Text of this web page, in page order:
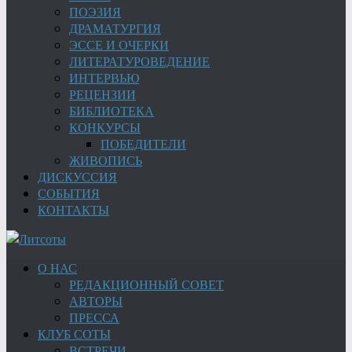
ПОЭЗИЯ
ДРАМАТУРГИЯ
ЭССЕ И ОЧЕРКИ
ЛИТЕРАТУРОВЕДЕНИЕ
ИНТЕРВЬЮ
РЕЦЕНЗИИ
БИБЛИОТЕКА
КОНКУРСЫ
ПОБЕДИТЕЛИ
ЖИВОПИСЬ
ДИСКУССИЯ
СОБЫТИЯ
КОНТАКТЫ
О НАС
РЕДАКЦИОННЫЙ СОВЕТ
АВТОРЫ
ПРЕССА
КЛУБ СОТЫ